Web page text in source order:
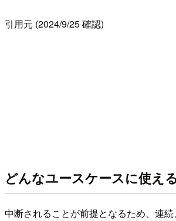
引用元 (2024/9/25 確認)
どんなユースケースに使え
中断されることが前提となるため、連